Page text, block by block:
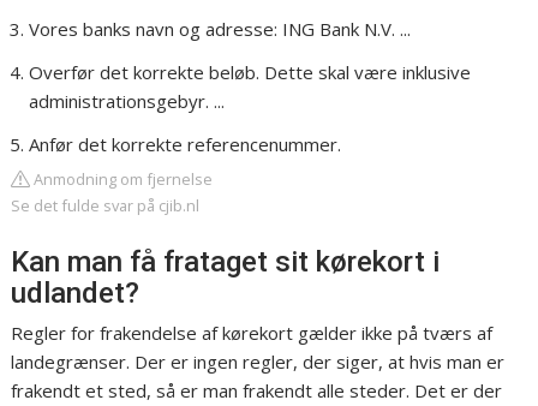
Vores banks navn og adresse: ING Bank N.V. ...
Overfør det korrekte beløb. Dette skal være inklusive
administrationsgebyr. ...
Anfør det korrekte referencenummer.
Anmodning om fjernelse
Se det fulde svar på cjib.nl
Kan man få frataget sit kørekort i
udlandet?
Regler for frakendelse af kørekort gælder ikke på tværs af
landegrænser. Der er ingen regler, der siger, at hvis man er
frakendt et sted, så er man frakendt alle steder. Det er der